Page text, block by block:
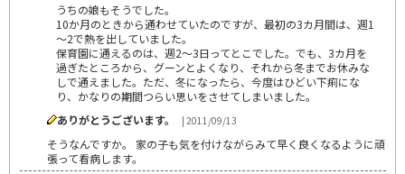
うちの娘もそうでした。
10か月のときから通わせていたのですが、最初の3カ月間は、週1
～2で熱を出していました。
保育園に通えるのは、週2～3日ってとこでした。でも、3カ月を
過ぎたところから、グーンとよくなり、それから冬までお休みな
しで通えました。ただ、冬になったら、今度はひどい下痢にな
り、かなりの期間つらい思いをさせてしまいました。
ありがとうございます。
| 2011/09/13
そうなんですか。 家の子も気を付けながらみて早く良くなるように頑
張って看病します。